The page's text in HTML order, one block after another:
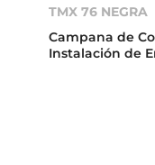
TMX 76 NEGRA
Campana de
Instalación de